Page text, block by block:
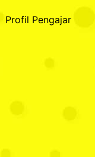
Profil Pengajar